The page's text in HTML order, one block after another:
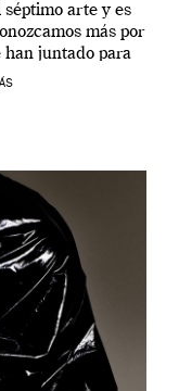
séptimo arte y es
más por
han juntado para